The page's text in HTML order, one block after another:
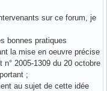
sur ce forum, je
bonnes pratiques
la mise en oeuvre précise
2005-1309 du 20 octobre
;
au sujet de cette idée